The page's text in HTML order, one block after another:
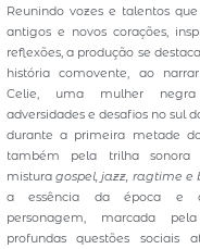
Reunindo vozes e talentos
antigos e novos corações,
reflexões, a produção se
história comovente, ao
Celie, uma mulher
adversidades e desafios no sul
durante a primeira metade
também pela trilha sonora
misturagospel, jazz, ragtime e
a essência da época e
personagem, marcada
profundas questões sociais